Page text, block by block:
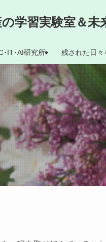
学習実験室＆未
･IT･AI研究所 残された日々